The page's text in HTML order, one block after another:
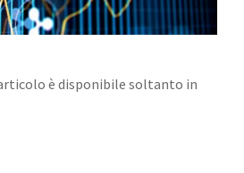
è disponibile soltanto in